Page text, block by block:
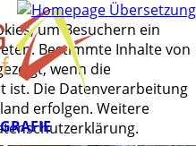
um Besuchern ein
Bestimmte Inhalte von
wenn die
ist. Die Datenverarbeitung
erfolgen. Weitere